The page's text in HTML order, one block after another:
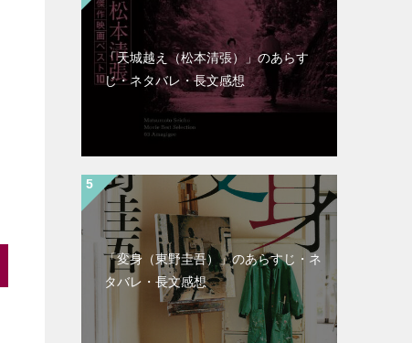
「天城越え（松本清張）」のあらす
じ・ネタバレ・長文感想
「変身（東野圭吾）」のあらすじ・ネ
タバレ・長文感想